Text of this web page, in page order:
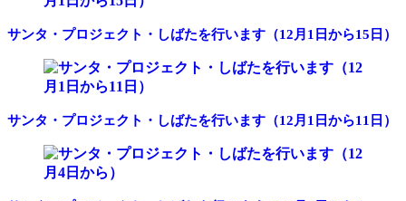
サンタ・プロジェクト・しばたを行います（12月1日から15日）
サンタ・プロジェクト・しばたを行います（12月1日から11日）